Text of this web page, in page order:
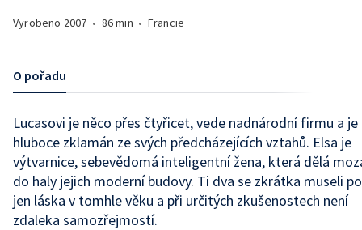
Vyrobeno 2007 • 86 min • Francie
O pořadu
Lucasovi je něco přes čtyřicet, vede nadnárodní firmu a je
hluboce zklamán ze svých předcházejících vztahů. Elsa je
výtvarnice, sebevědomá inteligentní žena, která dělá
do haly jejich moderní budovy. Ti dva se zkrátka museli
jen láska v tomhle věku a při určitých zkušenostech není
zdaleka samozřejmostí.